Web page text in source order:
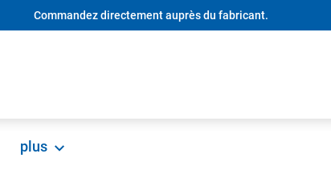
Commandez directement auprès du fabricant.
plus